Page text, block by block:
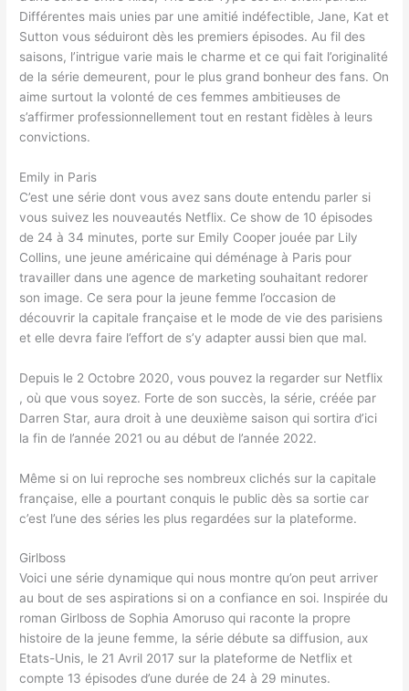
Différentes mais unies par une amitié indéfectible, Jane, Kat et
Sutton vous séduiront dès les premiers épisodes. Au fil des
saisons, l’intrigue varie mais le charme et ce qui fait l’originalité
de la série demeurent, pour le plus grand bonheur des fans. On
aime surtout la volonté de ces femmes ambitieuses de
s’affirmer professionnellement tout en restant fidèles à leurs
convictions.
Emily in Paris
C’est une série dont vous avez sans doute entendu parler si
vous suivez les nouveautés Netflix. Ce show de 10 épisodes
de 24 à 34 minutes, porte sur Emily Cooper jouée par Lily
Collins, une jeune américaine qui déménage à Paris pour
travailler dans une agence de marketing souhaitant redorer
son image. Ce sera pour la jeune femme l’occasion de
découvrir la capitale française et le mode de vie des parisiens
et elle devra faire l’effort de s’y adapter aussi bien que mal.
Depuis le 2 Octobre 2020, vous pouvez la regarder sur Netflix
, où que vous soyez. Forte de son succès, la série, créée par
Darren Star, aura droit à une deuxième saison qui sortira d’ici
la fin de l’année 2021 ou au début de l’année 2022.
Même si on lui reproche ses nombreux clichés sur la capitale
française, elle a pourtant conquis le public dès sa sortie car
c’est l’une des séries les plus regardées sur la plateforme.
Girlboss
Voici une série dynamique qui nous montre qu’on peut arriver
au bout de ses aspirations si on a confiance en soi. Inspirée du
roman Girlboss de Sophia Amoruso qui raconte la propre
histoire de la jeune femme, la série débute sa diffusion, aux
Etats-Unis, le 21 Avril 2017 sur la plateforme de Netflix et
compte 13 épisodes d’une durée de 24 à 29 minutes.